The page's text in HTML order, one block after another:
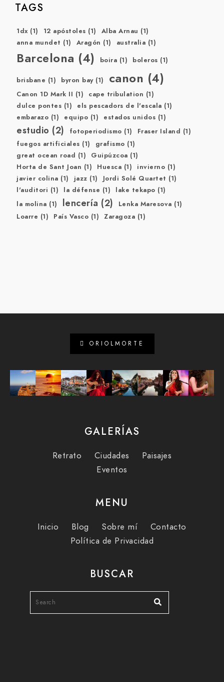
TAGS
1dx(1) 12 apóstoles (1) Alba Arnau (1)
anna mundet (1) Aragón (1) australia (1)
Barcelona (4) boira (1) boleros (1)
brisbane (1) byron bay(1) canon (4)
Canon 1D Mark II (1) cape tribulation (1)
dulce pontes (1) els pescadors de l'escala (1)
embarazo (1) equipo (1) estados unidos (1)
estudio (2) fotoperiodismo (1) Fraser Island (1)
fuegos artificiales (1) grafismo (1)
great ocean road (1) Guipúzcoa (1)
Horta de Sant Joan (1) Huesca (1) invierno (1)
javier colina (1) jazz (1) Jordi Solé Quartet (1)
l'auditori (1) la défense (1) lake tekapo (1)
la molina (1) lencería (2) Lenka Maresova (1)
Loarre (1) País Vasco (1) Zaragoza (1)
ORIOLMORTE
GALERÍAS
Retrato Ciudades
Paisajes
Eventos
MENU
Inicio Blog Sobre mí
Contacto
Política de Privacidad
BUSCAR